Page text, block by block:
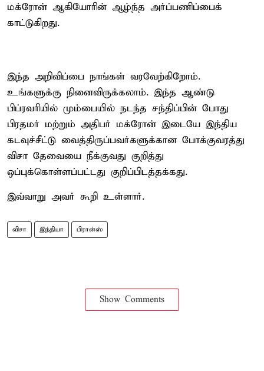
மக்ரோன் ஆகியோரின் ஆழ்ந்த அர்ப்பணிப்பைக்
காட்டுகிறது.
இந்த அறிவிப்பை நாங்கள் வரவேற்கிறோம்.
உங்களுக்கு நினைவிருக்கலாம். இந்த ஆண்டு
பிப்ரவரியில் மும்பையில் நடந்த சந்திப்பின் போது
பிரதமர் மற்றும் அதிபர் மக்ரோன் இடையே இந்திய
கடவுச்சீட்டு வைத்திருப்பவர்களுக்கான போக்குவரத்து
விசா தேவையை நீக்குவது குறித்து
ஒப்புக்கொள்ளப்பட்டது குறிப்பிடத்தக்கது.
இவ்வாறு அவர் கூறி உள்ளார்.
விசா இந்தியா பிரான்ஸ்
Show Comments